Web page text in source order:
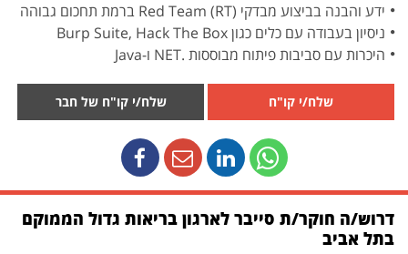
ידע והבנה בביצוע מבדקי Red Team (RT) ברמת תחכום גבוהה
ניסיון בעבודה עם כלים כגון Burp Suite, Hack The Box
היכרות עם סביבות פיתוח מבוססות .NET ו-Java
שלח/י קו"ח שלח/י קו"ח של חבר
דרוש/ה חוקר/ת סייבר לארגון בריאות גדול הממוקם
בתל אביב